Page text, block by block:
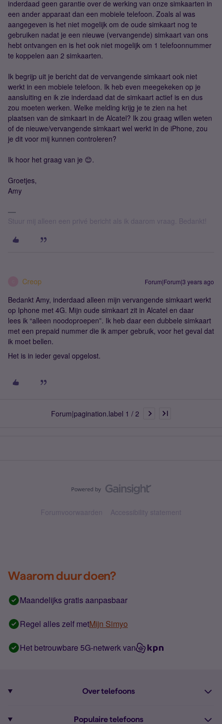
inderdaad geen garantie over de werking van onze simkaarten in
een ander apparaat dan een mobiele telefoon. Zoals al was
aangegeven is het niet mogelijk om de oude simkaart nog te
gebruiken nadat je een nieuwe (vervangende) simkaart van ons
hebt ontvangen en is het ook niet mogelijk om 1 telefoonnummer
te koppelen aan 2 simkaarten.
Ik begrijp uit je bericht dat de vervangende simkaart ook niet
werkt in een mobiele telefoon. Ik heb even meegekeken op je
aansluiting en ik zie inderdaad dat de simkaart actief is en dus
zou moeten werken. Welke melding krijg je te zien na het
plaatsen van de simkaart in de Alcatel? Ik zou graag willen weten
of de nieuwe/vervangende simkaart wel werkt in de iPhone, zou
je dit voor mij kunnen controleren?
Ik hoor het graag van je 😊.
Groetjes,
Amy
Stuur mij alleen een privé bericht als ik daarom vraag. Bedankt!
Creop Forum|Forum|3 years ago
Bedankt Amy, inderdaad alleen mijn vervangende simkaart werkt
op Iphone met 4G. Mijn oude simkaart zit in Alcatel en daar
lees ik “alleen noodoproepen”. Ik heb daar een dubbele simkaart
met een prepaid nummer die ik amper gebruik, voor het geval dat
ik moet bellen.
Het is in ieder geval opgelost.
Forum|pagination.label 1 / 2
Forumvoorwaarden Accessibility statement
Waarom duur doen?
Maandelijks gratis aanpasbaar
Regel alles zelf metMijn Simyo
Het betrouwbare 5G-netwerk van
Over telefoons
Populaire telefoons